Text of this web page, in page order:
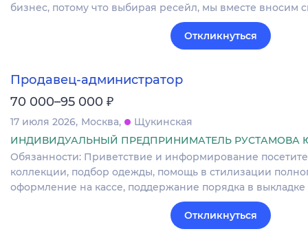
бизнес, потому что выбирая ресейл, мы вместе вносим
Откликнуться
Продавец-администратор
70 000–95 000 ₽
17 июля 2026 Москва
Щукинская
ИНДИВИДУАЛЬНЫЙ ПРЕДПРИНИМАТЕЛЬ РУСТАМОВА
Обязанности: Приветствие и информирование
коллекции, подбор одежды, помощь в стилизации
оформление на кассе, поддержание порядка в
Откликнуться